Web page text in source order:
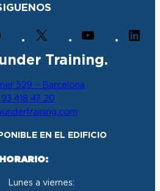
c
b
o
o
u
Training.
529 – Barcelona
93 418 47 20
EN EL EDIFICIO
HORARIO:
Lunes a viernes: